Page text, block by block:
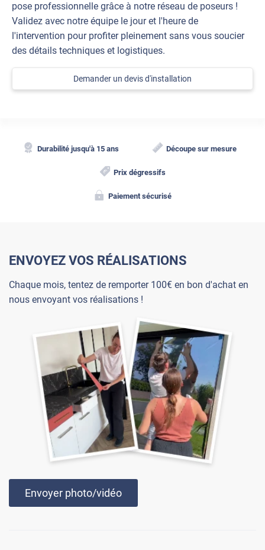
pose professionnelle grâce à notre réseau de poseurs !
Validez avec notre équipe le jour et l'heure de
l'intervention pour profiter pleinement sans vous soucier
des détails techniques et logistiques.
Demander un devis d'installation
Durabilité jusqu'à 15 ans Découpe sur mesure
Prix dégressifs
Paiement sécurisé
ENVOYEZ VOS RÉALISATIONS
Chaque mois, tentez de remporter 100€ en bon d'achat en
nous envoyant vos réalisations !
Envoyer photo/vidéo